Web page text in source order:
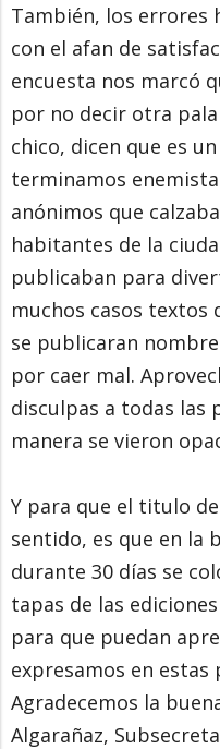
También, los errores
con el afan de
encuesta nos marcó
por no decir otra
chico, dicen que es
terminamos
anónimos que
habitantes de la
publicaban para
muchos casos textos
se publicaran
por caer mal.
disculpas a todas las
manera se vieron
Y para que el titulo
sentido, es que en la
durante 30 días se
tapas de las
para que puedan
expresamos en estas
Agradecemos la
Algarañaz,